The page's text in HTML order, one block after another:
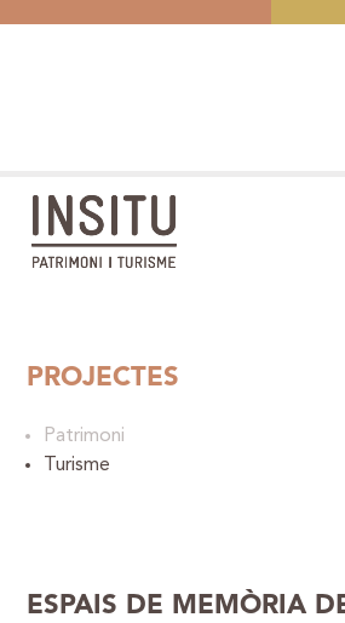
PROJECTES
Patrimoni
Turisme
ESPAIS DE MEMÒRIA